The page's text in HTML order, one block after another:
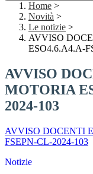
Home >
Novità >
Le notizie >
AVVISO
ESO4.6.A4.A-
AVVISO
MOTORIA
2024-103
AVVISO DOCENTI
FSEPN-CL-2024-103
Notizie